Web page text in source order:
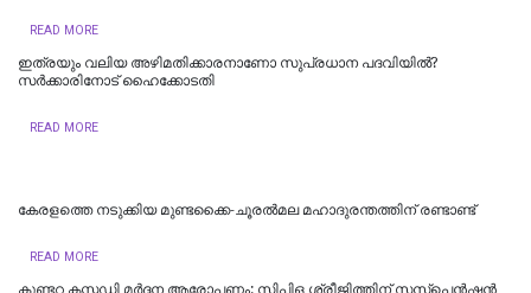
READ MORE
ഇത്രയും വലിയ അഴിമതിക്കാരനാണോ സുപ്രധാന പദവിയിൽ?
സർക്കാരിനോട് ഹൈക്കോടതി
READ MORE
കേരളത്തെ നടുക്കിയ മുണ്ടക്കൈ-ചൂരല്‍മല മഹാദുരന്തത്തിന് രണ്ടാണ്ട്
READ MORE
കുണ്ടറ കസ്റ്റഡി മര്‍ദ്ദന ആരോപണം: സിപിഒ ശ്രീജിത്തിന് സസ്‌പെന്‍ഷന്‍